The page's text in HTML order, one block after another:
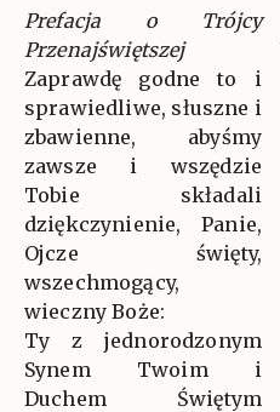
Prefacja o Trójcy
Przenajświętszej
Zaprawdę godne to i
sprawiedliwe, słuszne i
zbawienne, abyśmy
zawsze i wszędzie
Tobie składali
dziękczynienie, Panie,
Ojcze święty,
wszechmogący,
wieczny Boże:
Ty z jednorodzonym
Synem Twoim i
Duchem Świętym